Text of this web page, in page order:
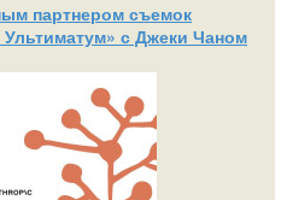
партнером съемок
с Джеки Чаном